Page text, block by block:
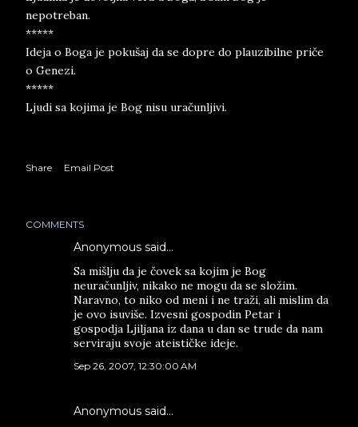
nepotreban.
*****
Ideja o Boga je pokušaj da se dopre do plauzibilne priče
o Genezi.
*****
Ljudi sa kojima je Bog nisu uračunljivi.
Share Email Post
COMMENTS
Anonymous said…
Sa mišlju da je čovek sa kojim je Bog
neuračunljiv, nikako ne mogu da se složim.
Naravno, to niko od meni i ne traži, ali mislim da
je ovo isuviše. Izvesni gospodin Petar i
gospodja Ljiljana iz dana u dan se trude da nam
serviraju svoje ateističke ideje.
Sep 26, 2007, 12:30:00 AM
Anonymous said…